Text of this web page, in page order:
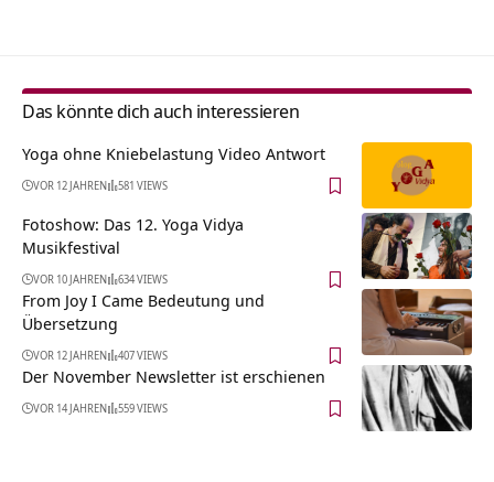
Das könnte dich auch interessieren
Yoga ohne Kniebelastung Video Antwort
VOR 12 JAHREN 581 VIEWS
Fotoshow: Das 12. Yoga Vidya
Musikfestival
VOR 10 JAHREN 634 VIEWS
From Joy I Came Bedeutung und
Übersetzung
VOR 12 JAHREN 407 VIEWS
Der November Newsletter ist erschienen
VOR 14 JAHREN 559 VIEWS